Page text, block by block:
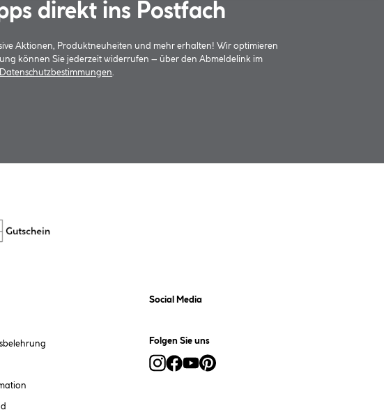
direkt ins Postfach
Aktionen, Produktneuheiten und mehr erhalten! Wir optimieren
können Sie jederzeit widerrufen – über den Abmeldelink im
Datenschutzbestimmungen
Social Media
Folgen Sie uns